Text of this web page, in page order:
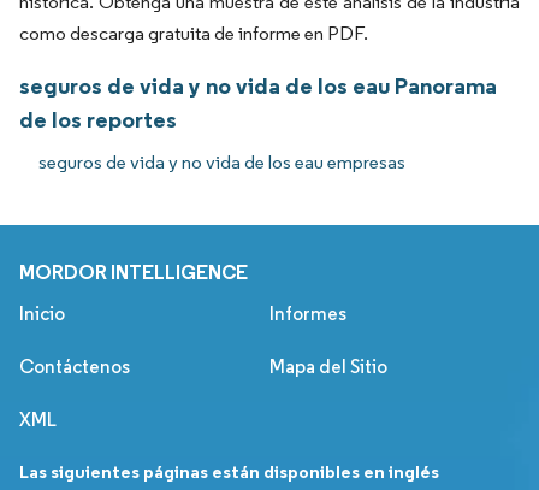
como descarga gratuita de informe en PDF.
seguros de vida y no vida de los eau Panorama
de los reportes
seguros de vida y no vida de los eau empresas
MORDOR INTELLIGENCE
Inicio Informes
Contáctenos Mapa del Sitio
XML
Las siguientes páginas están disponibles en inglés